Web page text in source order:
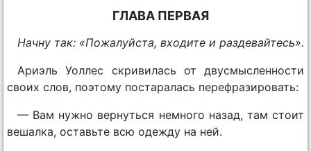
ГЛАВА ПЕРВАЯ
Начну так: «Пожалуйста, входите и раздевайтесь».
Ариэль Уоллес скривилась от двусмысленности
своих слов, поэтому постаралась перефразировать:
— Вам нужно вернуться немного назад, там стоит
вешалка, оставьте всю одежду на ней.